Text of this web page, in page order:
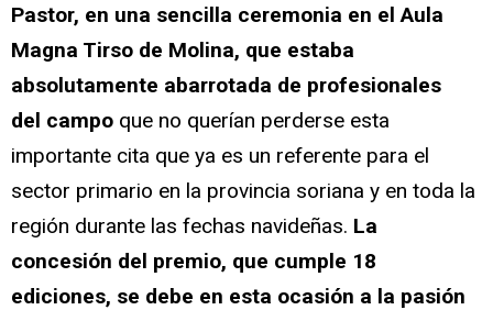
Pastor, en una sencilla ceremonia en el Aula
Magna Tirso de Molina, que estaba
absolutamente abarrotada de profesionales
del campo que no querían perderse esta
importante cita que ya es un referente para el
sector primario en la provincia soriana y en toda la
región durante las fechas navideñas. La
concesión del premio, que cumple 18
ediciones, se debe en esta ocasión a la pasión